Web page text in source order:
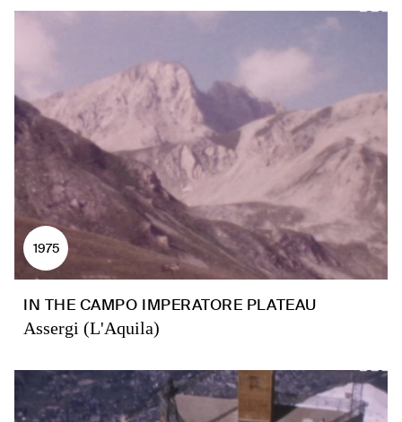
1975
IN THE CAMPO IMPERATORE PLATEAU
Assergi (L'Aquila)